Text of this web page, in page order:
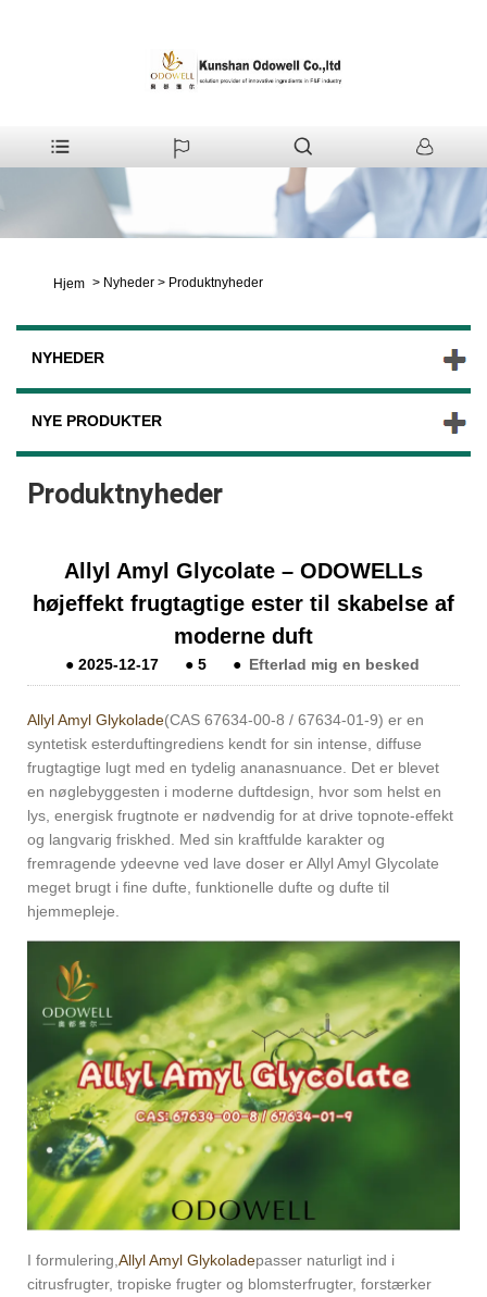
Hjem > Nyheder > Produktnyheder
NYHEDER
NYE PRODUKTER
Produktnyheder
Allyl Amyl Glycolate – ODOWELLs
højeffekt frugtagtige ester til skabelse af
moderne duft
● 2025-12-17 ● 5 ● Efterlad mig en besked
Allyl Amyl Glykolade(CAS 67634‑00‑8 / 67634‑01‑9) er en
syntetisk esterduftingrediens kendt for sin intense, diffuse
frugtagtige lugt med en tydelig ananasnuance. Det er blevet
en nøglebyggesten i moderne duftdesign, hvor som helst en
lys, energisk frugtnote er nødvendig for at drive topnote-effekt
og langvarig friskhed. Med sin kraftfulde karakter og
fremragende ydeevne ved lave doser er Allyl Amyl Glycolate
meget brugt i fine dufte, funktionelle dufte og dufte til
hjemmepleje.
I formulering, Allyl Amyl Glykoladepasser naturligt ind i
citrusfrugter, tropiske frugter og blomsterfrugter, forstærker